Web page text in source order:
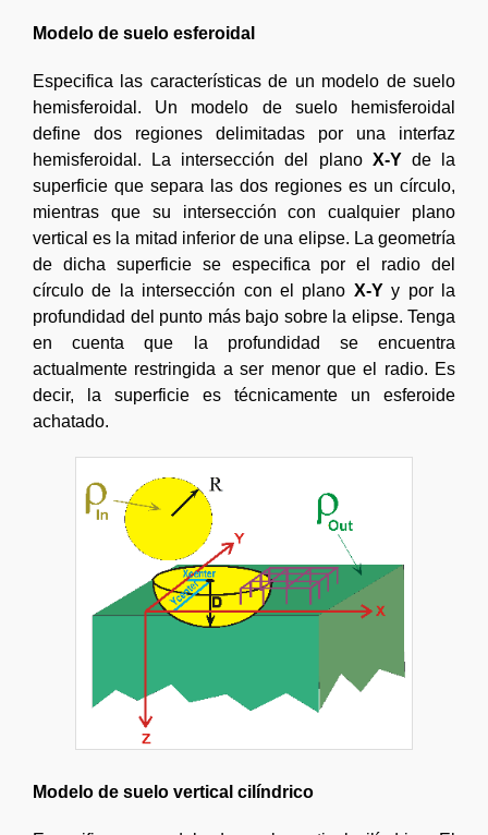
Modelo de suelo esferoidal
Especifica las características de un modelo de suelo
hemisferoidal. Un modelo de suelo hemisferoidal
define dos regiones delimitadas por una interfaz
hemisferoidal. La intersección del plano X-Yde la
superficie que separa las dos regiones es un círculo,
mientras que su intersección con cualquier plano
vertical es la mitad inferior de una elipse. La geometría
de dicha superficie se especifica por el radio del
círculo de la intersección con el plano X-Yy por la
profundidad del punto más bajo sobre la elipse. Tenga
en cuenta que la profundidad se encuentra
actualmente restringida a ser menor que el radio. Es
decir, la superficie es técnicamente un esferoide
achatado.
Modelo de suelo vertical cilíndrico